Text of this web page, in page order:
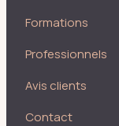
Formations
Professionnels
Avis clients
Contact